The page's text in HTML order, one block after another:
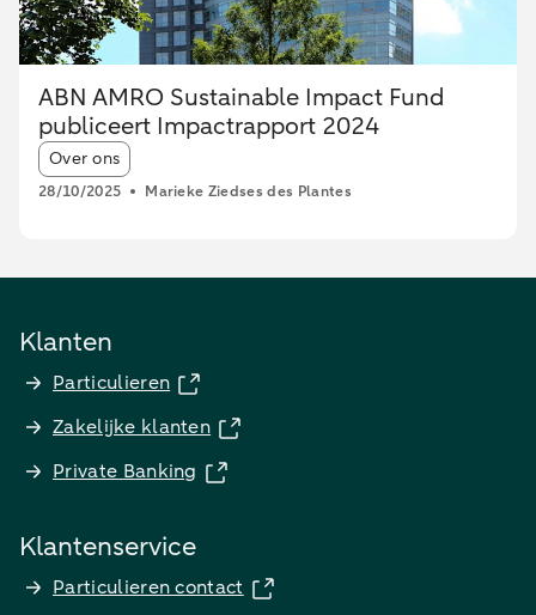
ABN AMRO Sustainable Impact Fund
publiceert Impactrapport 2024
Article tags:
Over ons
28/10/2025 Marieke Ziedses des Plantes
Klanten
Particulieren
Zakelijke klanten
Private Banking
Klantenservice
Particulieren contact